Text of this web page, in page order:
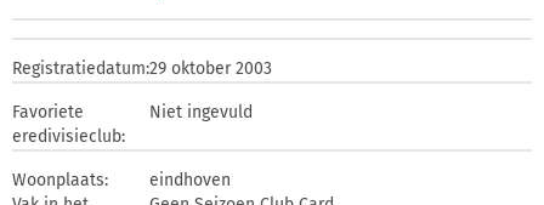
Registratiedatum:29 oktober 2003
Favoriete
eredivisieclub:
Niet ingevuld
Woonplaats:
eindhoven